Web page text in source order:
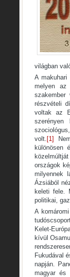
világban
A makuhari
melyen az
részvételi
voltak az
szerényen
volt. [1]
különösen
országok
milyennek
Ázsiából
keleti fele.
politikai,
A
Kelet-
kívül
Fukudával
napján.
magyar és